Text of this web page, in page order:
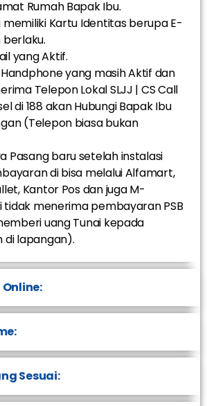
Rumah Bapak Ibu.
memiliki Kartu Identitas berupa E-
berlaku.
yang Aktif.
yang masih Aktif dan
Telepon Lokal SLJJ | CS Call
di 188 akan Hubungi Bapak Ibu
(Telepon biasa bukan
Pasang baru setelah instalasi
di bisa melalui Alfamart,
Kantor Pos dan juga M-
tidak menerima pembayaran PSB
uang Tunai kepada
di lapangan).
Sesuai: